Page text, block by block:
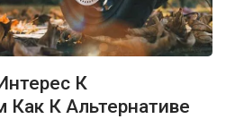
К
Как К Альтернативе